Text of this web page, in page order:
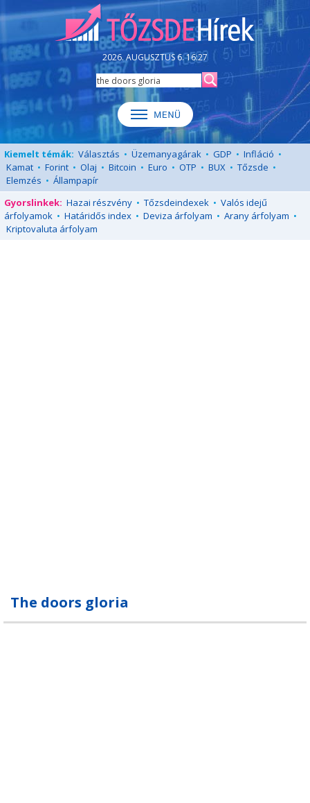
2026. AUGUSZTUS 6. 16:27
Kiemelt témák: Választás • Üzemanyagárak • GDP • Infláció •
Kamat • Forint • Olaj • Bitcoin • Euro • OTP • BUX • Tőzsde •
Elemzés • Állampapír
Gyorslinkek: Hazai részvény • Tőzsdeindexek • Valós idejű
árfolyamok • Határidős index • Deviza árfolyam • Arany árfolyam •
Kriptovaluta árfolyam
The doors gloria